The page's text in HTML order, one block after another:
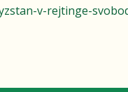
v-rejtinge-